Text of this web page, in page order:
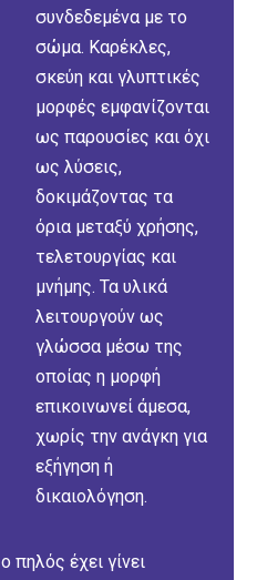
συνδεδεμένα με το
σώμα. Καρέκλες,
σκεύη και γλυπτικές
μορφές εμφανίζονται
ως παρουσίες και όχι
ως λύσεις,
δοκιμάζοντας τα
όρια μεταξύ χρήσης,
τελετουργίας και
μνήμης. Τα υλικά
λειτουργούν ως
γλώσσα μέσω της
οποίας η μορφή
επικοινωνεί άμεσα,
χωρίς την ανάγκη για
εξήγηση ή
δικαιολόγηση.
πηλός έχει γίνει